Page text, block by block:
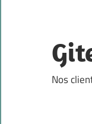
content
Nos